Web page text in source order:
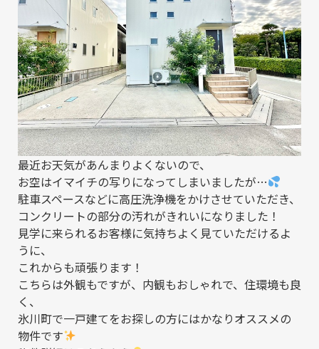
最近お天気があんまりよくないので、
お空はイマイチの写りになってしまいましたが…
駐車スペースなどに高圧洗浄機をかけさせていただき、
コンクリートの部分の汚れがきれいになりました！
見学に来られるお客様に気持ちよく見ていただけるよ
うに、
これからも頑張ります！
こちらは外観もですが、内観もおしゃれで、住環境も良
く、
氷川町で一戸建てをお探しの方にはかなりオススメの
物件です